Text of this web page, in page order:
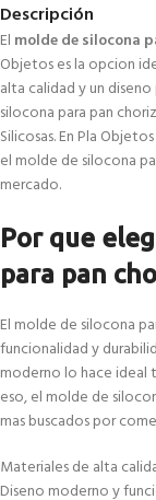
Descripción
El molde de silocona
Objetos es la opcion
alta calidad y un
silocona para pan
Silicosas. En Pla
el molde de silocona
mercado.
Por que
para pan
El molde de silocona
funcionalidad y
moderno lo hace ideal
eso, el molde de
mas buscados por
Materiales de alta
Diseno moderno y